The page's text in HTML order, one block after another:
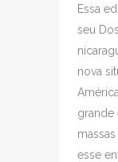
Essa
seu
nova
grande
esse